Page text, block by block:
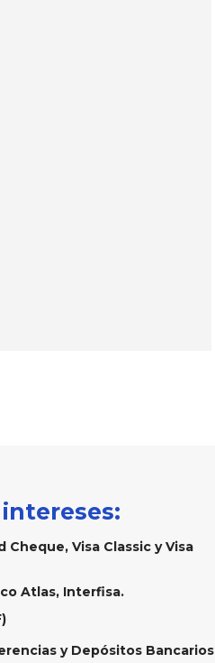
Cheque, Visa Classic y Visa
Atlas, Interfisa.
y Depósitos Bancarios